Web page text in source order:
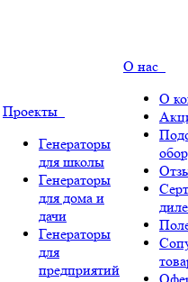
Проекты
Генераторы
для школы
Генераторы
для дома и
дачи
Генераторы
для
предприятий
О нас
О